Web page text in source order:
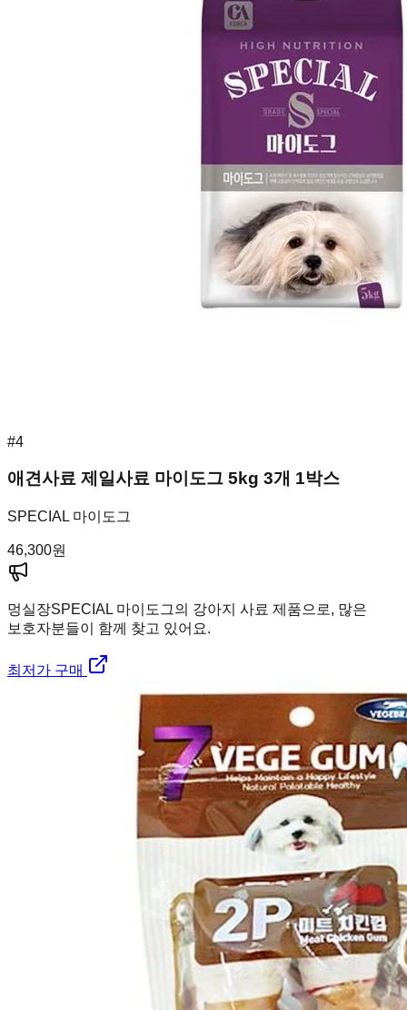
#4
애견사료 제일사료 마이도그 5kg 3개 1박스
SPECIAL 마이도그
46,300원
멍실장SPECIAL 마이도그의 강아지 사료 제품으로, 많은
보호자분들이 함께 찾고 있어요.
최저가 구매